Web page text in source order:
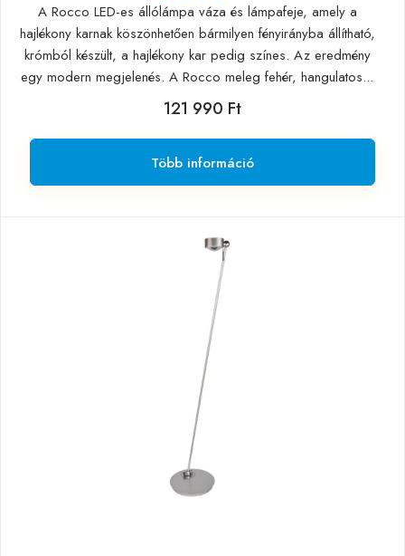
A Rocco LED-es állólámpa váza és lámpafeje, amely a
hajlékony karnak köszönhetően bármilyen fényirányba állítható,
krómból készült, a hajlékony kar pedig színes. Az eredmény
egy modern megjelenés. A Rocco meleg fehér, hangulatos...
121 990 Ft
Több információ